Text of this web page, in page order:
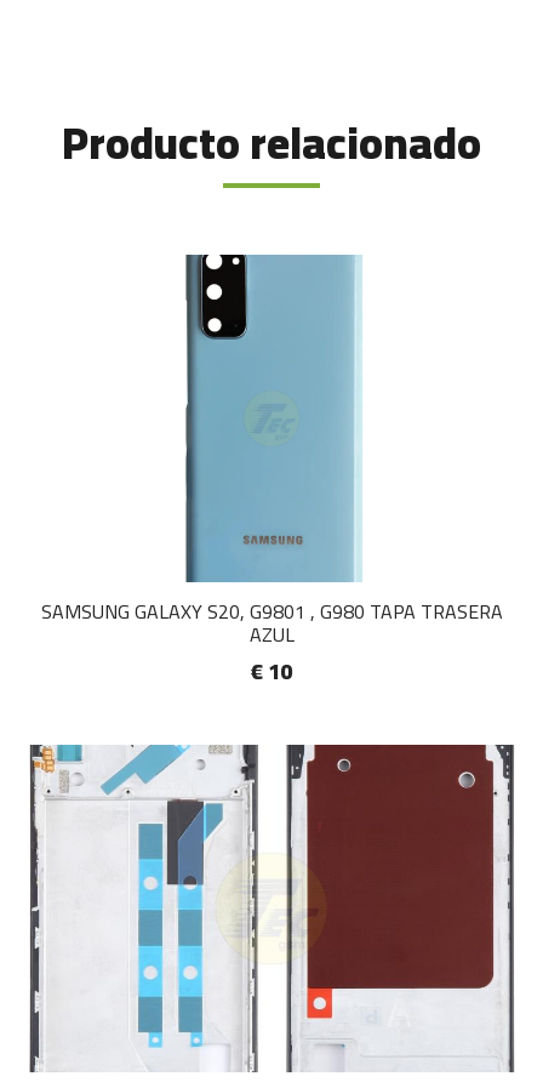
Producto relacionado
SAMSUNG GALAXY S20, G9801 , G980 TAPA TRASERA
AZUL
€ 10